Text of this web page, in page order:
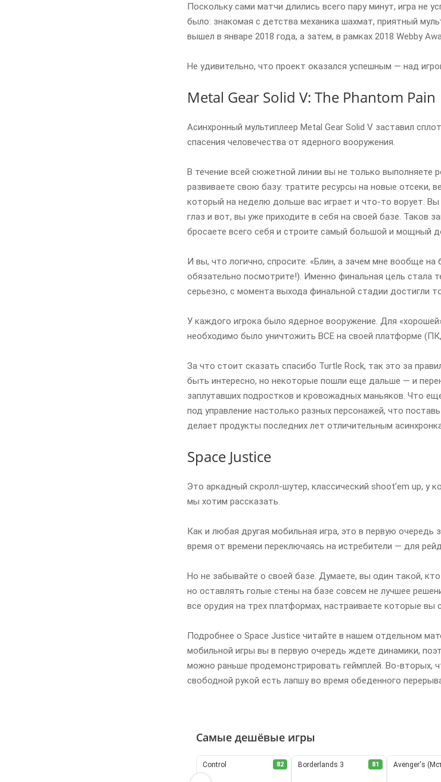
Поскольку сами матчи длились всего пару минут, игра не
было: знакомая с детства механика шахмат, приятный
вышел в январе 2018 года, а затем, в рамках 2018 Webby
Не удивительно, что проект оказался успешным — над
Metal Gear Solid V: The Phantom Pain
Асинхронный мультиплеер Metal Gear Solid V заставил
спасения человечества от ядерного вооружения.
В течение всей сюжетной линии вы не только выполняете
развиваете свою базу: тратите ресурсы на новые отсеки,
который на неделю дольше вас играет и что-то ворует.
глаз и вот, вы уже приходите в себя на своей базе. Таков
бросаете всего себя и строите самый большой и мощный
И вы, что логично, спросите: «Блин, а зачем мне вообще на
обязательно посмотрите!). Именно финальная цель стала
серьезно, с момента выхода финальной стадии достигли
У каждого игрока было ядерное вооружение. Для
необходимо было уничтожить ВСЕ на своей платформе (ПК,
За что стоит сказать спасибо Turtle Rock, так это за
быть интересно, но некоторые пошли еще дальше — и
заплутавших подростков и кровожадных маньяков. Что
под управление настолько разных персонажей, что
делает продукты последних лет отличительным
Space Justice
Это аркадный скролл-шутер, классический shootʼem up, у
мы хотим рассказать.
Как и любая другая мобильная игра, это в первую очередь
время от времени переключаясь на истребители — для
Но не забывайте о своей базе. Думаете, вы один такой,
но оставлять голые стены на базе совсем не лучшее
все орудия на трех платформах, настраиваете которые вы
Подробнее о Space Justice читайте в нашем отдельном
мобильной игры вы в первую очередь ждете динамики,
можно раньше продемонстрировать геймплей. Во-вторых,
свободной рукой есть лапшу во время обеденного
Самые дешёвые игры
82
Control 81
Borderlands 3 Avenger's